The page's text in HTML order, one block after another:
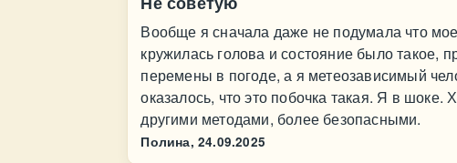
Вообще я сначала даже не подумала что
кружилась голова и состояние было такое,
перемены в погоде, а я метеозависимый
оказалось, что это побочка такая. Я в шоке.
другими методами, более безопасными.
Полина, 24.09.2025